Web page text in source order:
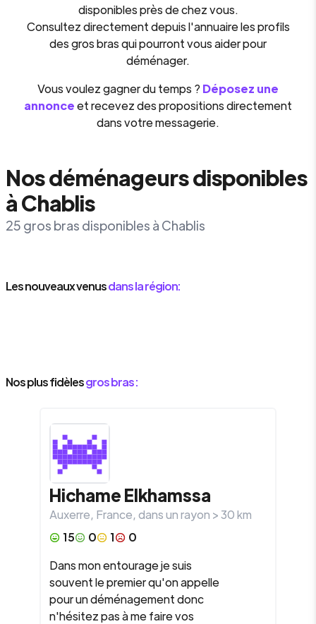
disponibles près de chez vous.
Consultez directement depuis l'annuaire les profils
des gros bras qui pourront vous aider pour
déménager.
Vous voulez gagner du temps ? Déposez une
annonceet recevez des propositions directement
dans votre messagerie.
Nos déménageurs disponibles
à Chablis
25 gros bras disponibles à Chablis
Les nouveaux venusdans la région:
Nos plus fidèlesgros bras :
HichameElkhamssa
Auxerre, France, dans un rayon >30km
15
0 1
0
Dans mon entourage je suis
souvent le premier qu'on appelle
pour un déménagement donc
n'hésitez pas à me faire vos